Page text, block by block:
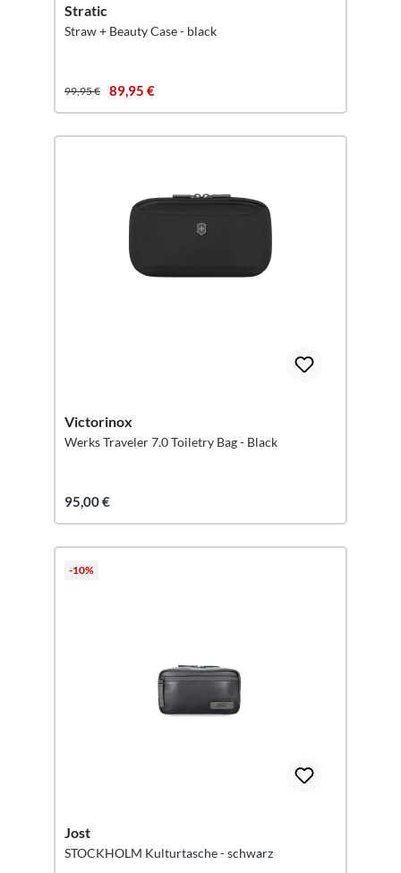
Stratic
Straw + Beauty Case - black
99,95 € 89,95 €
Victorinox
Werks Traveler 7.0 Toiletry Bag - Black
95,00 €
-10%
Jost
STOCKHOLM Kulturtasche - schwarz